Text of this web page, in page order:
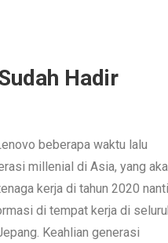
Hadir
beberapa waktu lalu
millenial di Asia, yang
kerja di tahun 2020
di tempat kerja di
Keahlian generasi